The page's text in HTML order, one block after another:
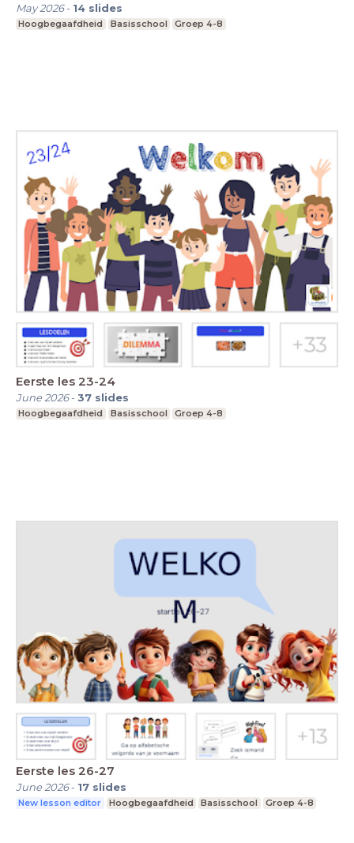
May 2026- 14 slides
Hoogbegaafdheid Basisschool Groep 4-8
Eerste les 23-24
June 2026-37 slides
Hoogbegaafdheid Basisschool Groep 4-8
Eerste les 26-27
June 2026- 17 slides
New lesson editor Hoogbegaafdheid Basisschool Groep 4-8